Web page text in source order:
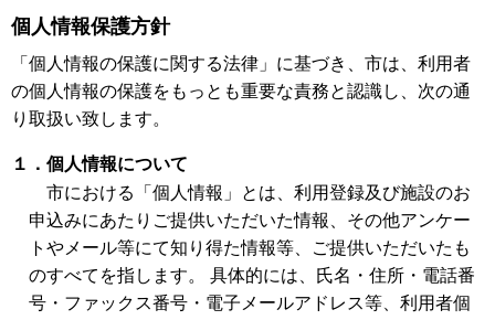
個人情報保護方針
「個人情報の保護に関する法律」に基づき、市は、利用者
の個人情報の保護をもっとも重要な責務と認識し、次の通
り取扱い致します。
１．個人情報について
市における「個人情報」とは、利用登録及び施設のお
申込みにあたりご提供いただいた情報、その他アンケー
トやメール等にて知り得た情報等、ご提供いただいたも
のすべてを指します。 具体的には、氏名・住所・電話番
号・ファックス番号・電子メールアドレス等、利用者個